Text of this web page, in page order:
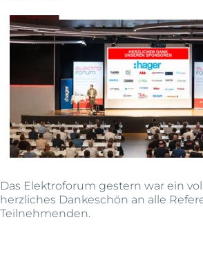
Das Elektroforum gestern war ein
herzliches Dankeschön an alle
Teilnehmenden.